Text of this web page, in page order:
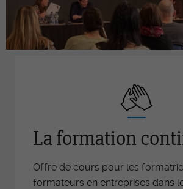
La formation
Offre de cours pour les
formateurs en entreprises dans